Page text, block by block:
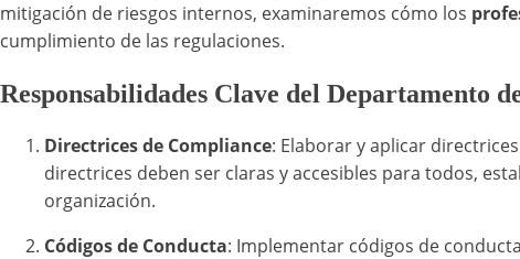
mitigación de riesgos internos, examinaremos cómo los
cumplimiento de las regulaciones.
Responsabilidades Clave del Departamento
Directrices de Compliance: Elaborar y aplicar
directrices deben ser claras y accesibles para todos,
organización.
Códigos de Conducta: Implementar códigos de